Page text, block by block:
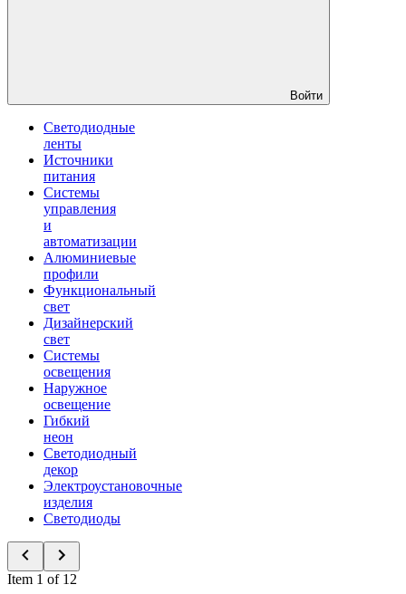
Войти
Светодиодные
ленты
Источники
питания
Системы
управления
и
автоматизации
Алюминиевые
профили
Функциональный
свет
Дизайнерский
свет
Системы
освещения
Наружное
освещение
Гибкий
неон
Светодиодный
декор
Электроустановочные
изделия
Светодиоды
Item 1 of 12